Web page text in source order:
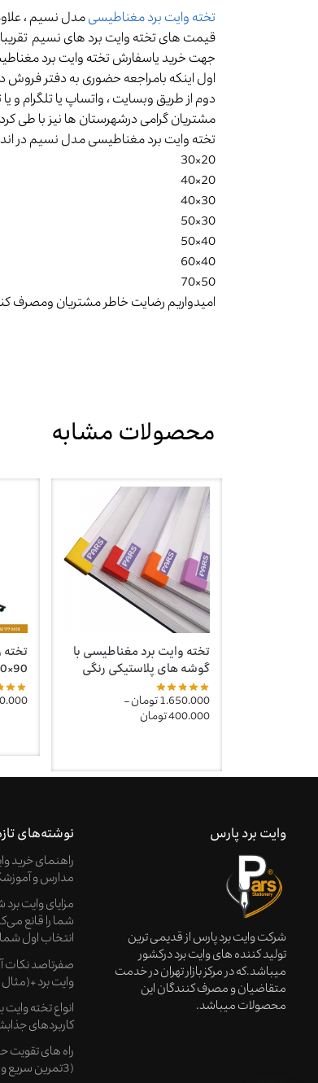
تخته وایت برد مغناطیسیمدل نسیم ، علاوه
قیمت های تخته وایت برد های نسیم
جهت خرید یاسفارش تخته وایت برد
اول اینکه بامراجعه حضوری به دفتر فروش
دوم از طریق وبسایت ، واتساپ یا تلگرام
مشتریان گرامی درشهرستان ها نیز با طی
تخته وایت برد مغناطیسی مدل نسیم در
20×30
20×40
30×40
30×50
40×50
40×60
50×70
امیدواریم رضایت خاطر مشتریان ومصرف
محصولات مشابه
تخته وایت برد مغناطیسی با
گوشه های پلاستیکی رنگی
1.650.000تومان–
400.000تومان
تخته
90×180
وایت برد پارس
شرکت وایت برد پارس از قدیمی ترین
تولید کننده های وایت برد درکشور
میباشد.که در مرکز بازار تهران در خدمت
متقاضیان و مصرف کنندگان این
محصولات میباشد.
نوشته‌های
راهنمای خرید
مدارس و
شما را قانع
انتخاب اول
صفرتاصد نکات
وایت برد
انواع تخته
کاربردهای
راه های تقویت
(3تمرین سریع و آسان)